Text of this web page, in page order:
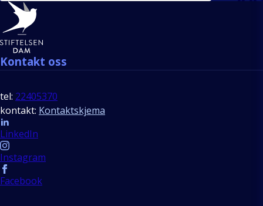
Bunntekst
Kontakt oss
tel: 22405370
kontakt: Kontaktskjema
Follow us
LinkedIn
Instagram
Facebook